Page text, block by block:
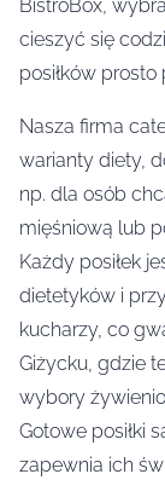
BistroBox,
cieszyć się
posiłków prosto
Nasza firma
warianty diety,
np. dla osób
mięśniową lub
Każdy posiłek
dietetyków i
kucharzy, co
Giżycku, gdzie
wybory
Gotowe posiłki
zapewnia ich